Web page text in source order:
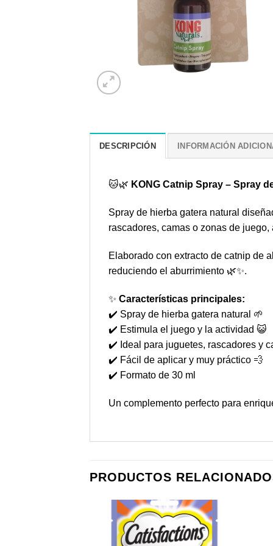
DESCRIPCIÓN INFORMACIÓN
🐱🌿 KONG Catnip Spray – Spray
Spray de hierba gatera natural
rascadores, camas o zonas de
Elaborado con extracto de catnip de
reduciendo el aburrimiento 🌿✨.
✨ Características principales:
✔️ Spray de hierba gatera natural 🌱
✔️ Estimula el juego y la actividad 😺
✔️ Ideal para juguetes, rascadores y
✔️ Fácil de aplicar y muy práctico 💨
✔️ Formato de 30 ml
Un complemento perfecto para
PRODUCTOS